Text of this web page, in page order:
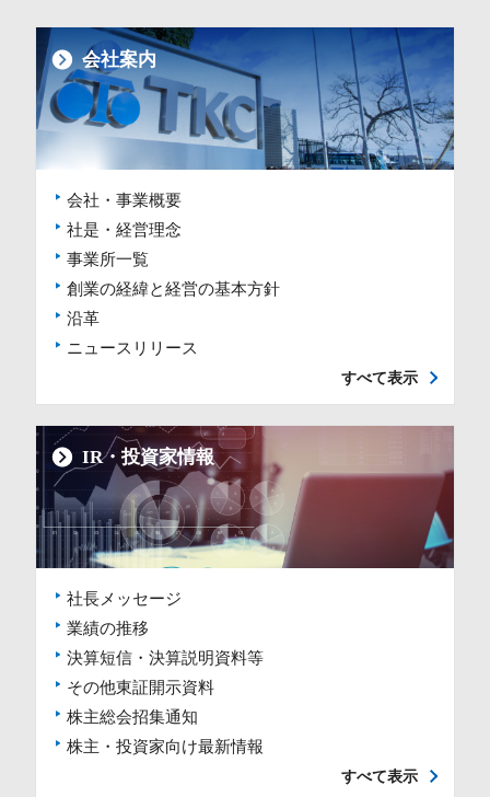
会社案内
会社・事業概要
社是・経営理念
事業所一覧
創業の経緯と経営の基本方針
沿革
ニュースリリース
すべて表示
IR・投資家情報
社長メッセージ
業績の推移
決算短信・決算説明資料等
その他東証開示資料
株主総会招集通知
株主・投資家向け最新情報
すべて表示